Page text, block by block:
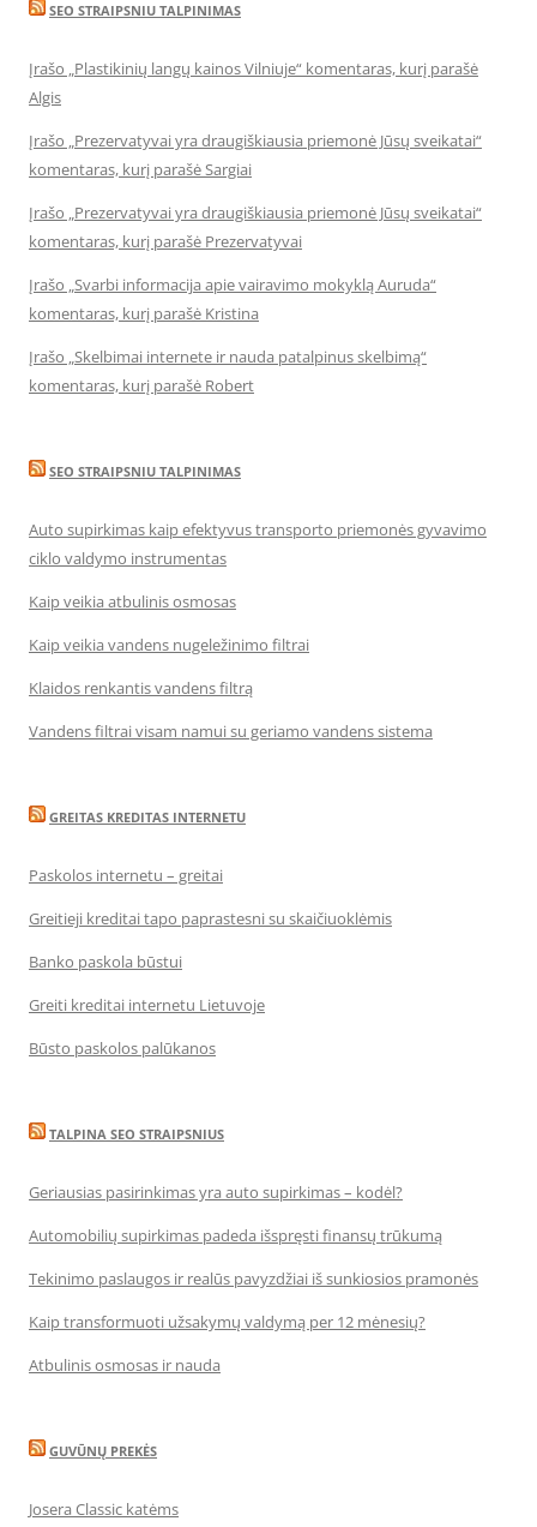
SEO STRAIPSNIU TALPINIMAS
Įrašo „Plastikinių langų kainos Vilniuje“ komentaras, kurį parašė
Algis
Įrašo „Prezervatyvai yra draugiškiausia priemonė Jūsų sveikatai“
komentaras, kurį parašė Sargiai
Įrašo „Prezervatyvai yra draugiškiausia priemonė Jūsų sveikatai“
komentaras, kurį parašė Prezervatyvai
Įrašo „Svarbi informacija apie vairavimo mokyklą Auruda“
komentaras, kurį parašė Kristina
Įrašo „Skelbimai internete ir nauda patalpinus skelbimą“
komentaras, kurį parašė Robert
SEO STRAIPSNIU TALPINIMAS
Auto supirkimas kaip efektyvus transporto priemonės gyvavimo
ciklo valdymo instrumentas
Kaip veikia atbulinis osmosas
Kaip veikia vandens nugeležinimo filtrai
Klaidos renkantis vandens filtrą
Vandens filtrai visam namui su geriamo vandens sistema
GREITAS KREDITAS INTERNETU
Paskolos internetu – greitai
Greitieji kreditai tapo paprastesni su skaičiuoklėmis
Banko paskola būstui
Greiti kreditai internetu Lietuvoje
Būsto paskolos palūkanos
TALPINA SEO STRAIPSNIUS
Geriausias pasirinkimas yra auto supirkimas – kodėl?
Automobilių supirkimas padeda išspręsti finansų trūkumą
Tekinimo paslaugos ir realūs pavyzdžiai iš sunkiosios pramonės
Kaip transformuoti užsakymų valdymą per 12 mėnesių?
Atbulinis osmosas ir nauda
GUVŪNŲ PREKĖS
Josera Classic katėms